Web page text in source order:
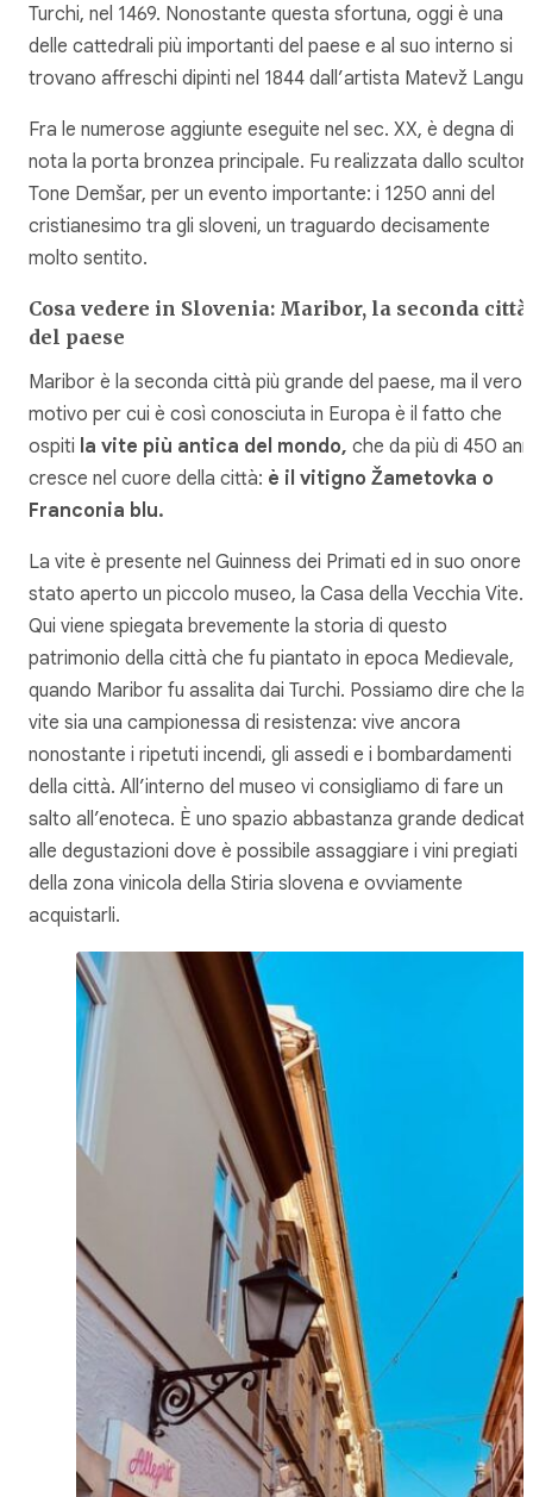
Turchi, nel 1469. Nonostante questa sfortuna, oggi è una
delle cattedrali più importanti del paese e al suo interno si
trovano affreschi dipinti nel 1844 dall’artista Matevž
Fra le numerose aggiunte eseguite nel sec. XX, è degna di
nota la porta bronzea principale. Fu realizzata dallo
Tone Demšar, per un evento importante: i 1250 anni del
cristianesimo tra gli sloveni, un traguardo decisamente
molto sentito.
Cosa vedere in Slovenia: Maribor, la seconda città
del paese
Maribor è la seconda città più grande del paese, ma il vero
motivo per cui è così conosciuta in Europa è il fatto che
ospiti la vite più antica del mondo, che da più di 450
cresce nel cuore della città: è il vitigno Žametovka o
Franconia blu.
La vite è presente nel Guinness dei Primati ed in suo onore
stato aperto un piccolo museo, la Casa della Vecchia Vite.
Qui viene spiegata brevemente la storia di questo
patrimonio della città che fu piantato in epoca Medievale,
quando Maribor fu assalita dai Turchi. Possiamo dire che la
vite sia una campionessa di resistenza: vive ancora
nonostante i ripetuti incendi, gli assedi e i bombardamenti
della città. All’interno del museo vi consigliamo di fare un
salto all’enoteca. È uno spazio abbastanza grande
alle degustazioni dove è possibile assaggiare i vini pregiati
della zona vinicola della Stiria slovena e ovviamente
acquistarli.